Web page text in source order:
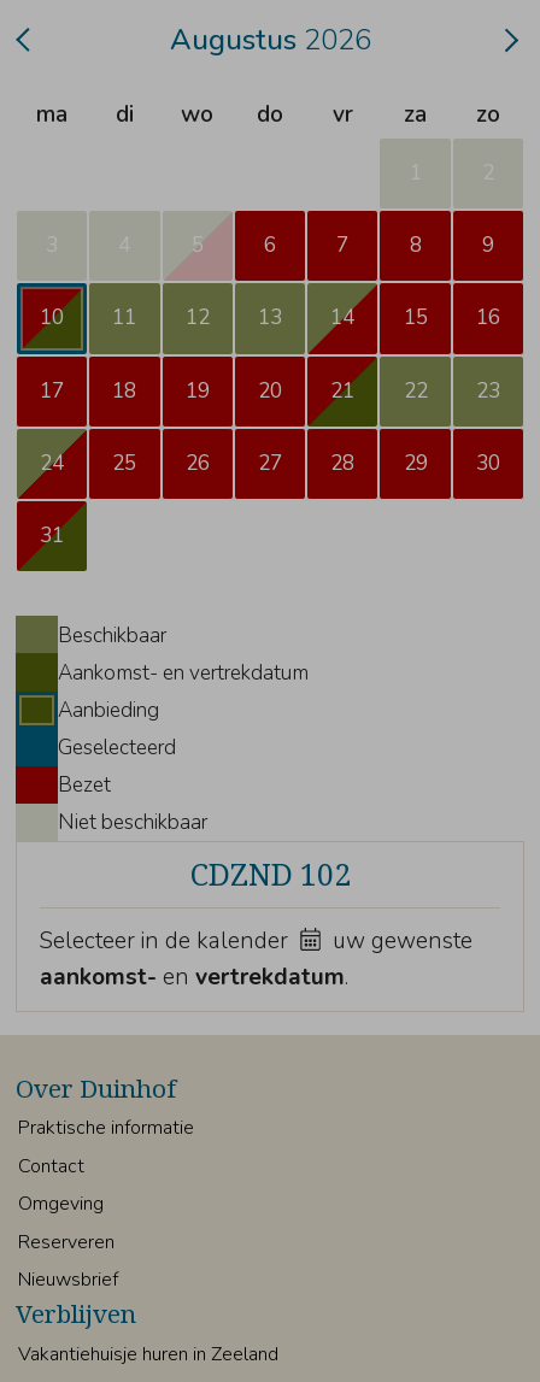
Augustus 2026
ma di wo do vr za zo
1 2
3 4 5 6 7 8 9
10 11 12 13 14 15 16
17 18 19 20 21 22 23
24 25 26 27 28 29 30
31
Beschikbaar
Aankomst- en vertrekdatum
Aanbieding
Geselecteerd
Bezet
Niet beschikbaar
CDZND 102
Selecteer in de kalender
uw gewenste
aankomst- envertrekdatum.
Over Duinhof
Praktische informatie
Contact
Omgeving
Reserveren
Nieuwsbrief
Verblijven
Vakantiehuisje huren in Zeeland